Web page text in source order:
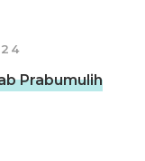
Prabumulih